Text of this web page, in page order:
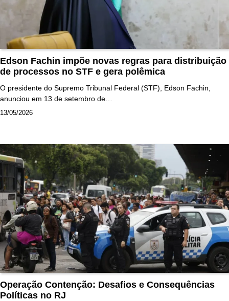
Edson Fachin impõe novas regras para distribuição
de processos no STF e gera polêmica
O presidente do Supremo Tribunal Federal (STF), Edson Fachin,
anunciou em 13 de setembro de…
13/05/2026
Operação Contenção: Desafios e Consequências
Políticas no RJ